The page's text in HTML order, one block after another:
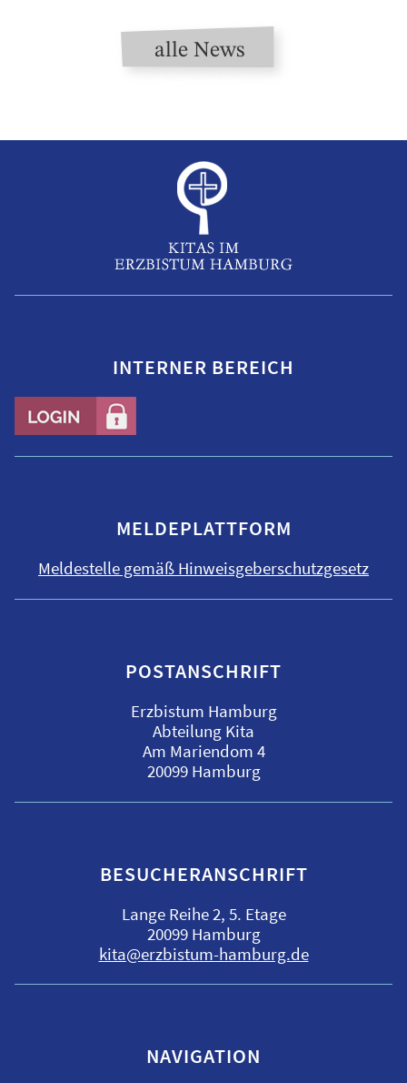
alle News
INTERNER BEREICH
MELDEPLATTFORM
Meldestelle gemäß Hinweisgeber­schutzgesetz
POSTANSCHRIFT
Erzbistum Hamburg
Abteilung Kita
Am Mariendom 4
20099 Hamburg
BESUCHERANSCHRIFT
Lange Reihe 2, 5. Etage
20099 Hamburg
kita@erzbistum-hamburg.de
NAVIGATION